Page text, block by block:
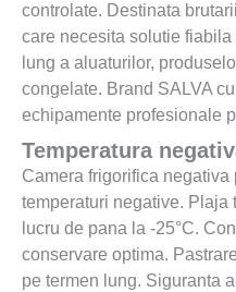
controlate. Destinata
care necesita solutie
lung a aluaturilor,
congelate. Brand SALVA
echipamente profesionale
Temperatura
Camera frigorifica
temperaturi negative. Plaja
lucru de pana la -25°C.
conservare optima.
pe termen lung. Siguranta